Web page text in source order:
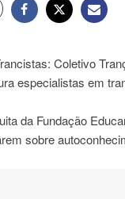
Coletivo
especialistas em
da Fundação
sobre